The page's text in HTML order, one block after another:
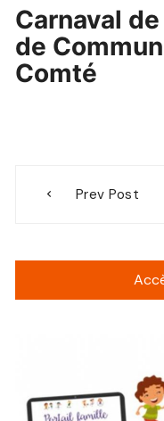
Carnaval
de
Comté
Prev Post